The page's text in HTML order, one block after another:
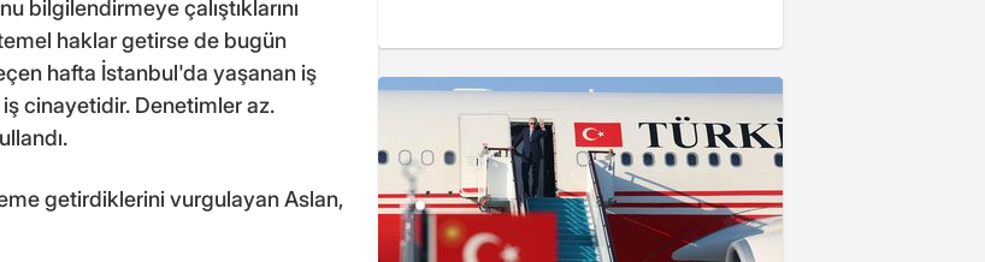
bilgilendirmeye çalıştıklarını
haklar getirse de bugün
hafta İstanbul'da yaşanan iş
cinayetidir. Denetimler az.
getirdiklerini vurgulayan Aslan,